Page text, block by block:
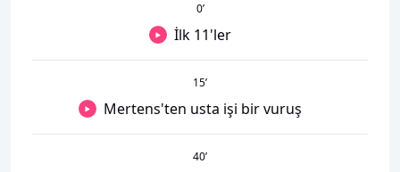
0’
İlk 11'ler
15’
Mertens'ten usta işi bir vuruş
40’